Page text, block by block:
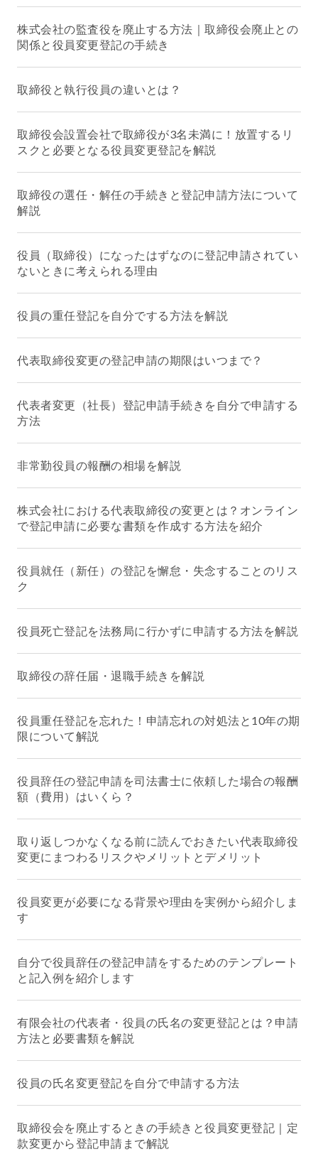
株式会社の監査役を廃止する方法｜取締役会廃止との
関係と役員変更登記の手続き
取締役と執行役員の違いとは？
取締役会設置会社で取締役が3名未満に！放置するリ
スクと必要となる役員変更登記を解説
取締役の選任・解任の手続きと登記申請方法について
解説
役員（取締役）になったはずなのに登記申請されてい
ないときに考えられる理由
役員の重任登記を自分でする方法を解説
代表取締役変更の登記申請の期限はいつまで？
代表者変更（社長）登記申請手続きを自分で申請する
方法
非常勤役員の報酬の相場を解説
株式会社における代表取締役の変更とは？オンライン
で登記申請に必要な書類を作成する方法を紹介
役員就任（新任）の登記を懈怠・失念することのリス
ク
役員死亡登記を法務局に行かずに申請する方法を解説
取締役の辞任届・退職手続きを解説
役員重任登記を忘れた！申請忘れの対処法と10年の期
限について解説
役員辞任の登記申請を司法書士に依頼した場合の報酬
額（費用）はいくら？
取り返しつかなくなる前に読んでおきたい代表取締役
変更にまつわるリスクやメリットとデメリット
役員変更が必要になる背景や理由を実例から紹介しま
す
自分で役員辞任の登記申請をするためのテンプレート
と記入例を紹介します
有限会社の代表者・役員の氏名の変更登記とは？申請
方法と必要書類を解説
役員の氏名変更登記を自分で申請する方法
取締役会を廃止するときの手続きと役員変更登記｜定
款変更から登記申請まで解説